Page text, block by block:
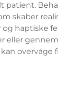
patient.
skaber
haptiske
eller
overvåge